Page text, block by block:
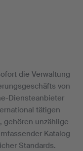
die Verwaltung
von
Diensteanbieter
tätigen
gehören unzählige
Katalog
Standards.